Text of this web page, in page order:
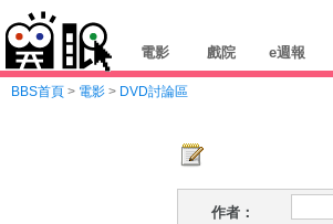
電影 戲院 e週報
BBS首頁 > 電影 > DVD討論區
作者：